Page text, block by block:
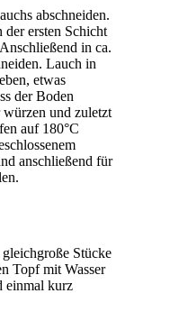
abschneiden.
der ersten Schicht
in ca.
Lauch in
etwas
der Boden
und zuletzt
auf 180°C
anschließend für
Stücke
Topf mit Wasser
einmal kurz